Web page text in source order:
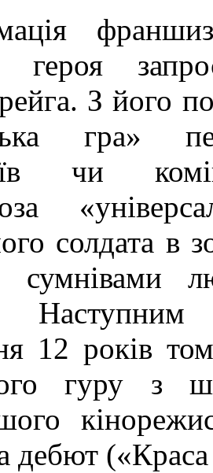
героя
З його
гра»
чи
солдата в
сумнівами
Наступним
12 років
гуру з
дебют